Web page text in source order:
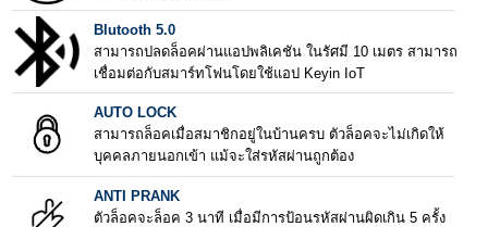
Blutooth 5.0
สามารถปลดล็อคผ่านแอปพลิเคชัน ในรัศมี 10 เมตร สามารถ
เชื่อมต่อกับสมาร์ทโฟนโดยใช้แอป Keyin IoT
AUTO LOCK
สามารถล็อคเมื่อสมาชิกอยู่ในบ้านครบ ตัวล็อคจะไม่เกิดให้
บุคคลภายนอกเข้า แม้จะใส่รหัสผ่านถูกต้อง
ANTI PRANK
ตัวล็อคจะล็อค 3 นาที เมื่อมีการป้อนรหัสผ่านผิดเกิน 5 ครั้ง